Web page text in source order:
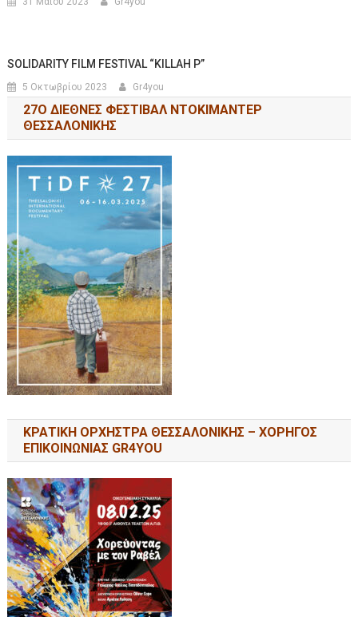
SOLIDARITY FILM FESTIVAL “KILLAH P”
5 Οκτωβρίου 2023 Gr4you
27Ο ΔΙΕΘΝΕΣ ΦΕΣΤΙΒΑΛ ΝΤΟΚΙΜΑΝΤΕΡ
ΘΕΣΣΑΛΟΝΙΚΗΣ
ΚΡΑΤΙΚΗ ΟΡΧΗΣΤΡΑ ΘΕΣΣΑΛΟΝΙΚΗΣ – ΧΟΡΗΓΟΣ
ΕΠΙΚΟΙΝΩΝΙΑΣ GR4YOU